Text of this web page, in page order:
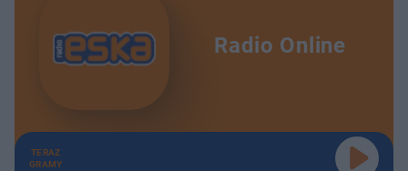
Radio Online
TERAZ
GRAMY